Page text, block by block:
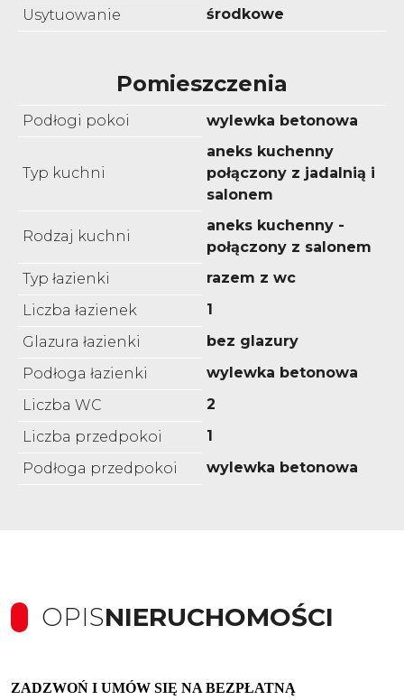
Usytuowanie
środkowe
Pomieszczenia
Podłogi pokoi wylewka betonowa
Typ kuchni
aneks kuchenny
połączony z jadalnią i
salonem
Rodzaj kuchni
aneks kuchenny -
połączony z salonem
Typ łazienki
razem z wc
Liczba łazienek
1
Glazura łazienki
bez glazury
Podłoga łazienki
wylewka betonowa
Liczba WC
2
Liczba przedpokoi
1
Podłoga przedpokoi
wylewka betonowa
OPISNIERUCHOMOŚCI
ZADZWOŃ I UMÓW SIĘ NA BEZPŁATNĄ